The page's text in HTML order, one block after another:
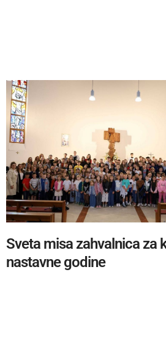
Sveta misa zahvalnica za
nastavne godine